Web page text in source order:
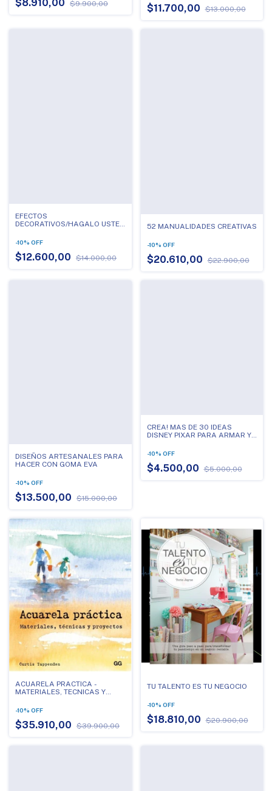
$8.910,00 $9.900,00 $11.700,00 $13.000,00
EFECTOS
DECORATIVOS/HAGALO USTED
-10% OFF
$12.600,00 $14.000,00
52 MANUALIDADES CREATIVAS
-10% OFF
$20.610,00 $22.900,00
DISEÑOS ARTESANALES PARA
HACER CON GOMA EVA
-10% OFF
$13.500,00 $15.000,00
CREA! MAS DE 30 IDEAS
DISNEY PIXAR PARA ARMAR Y
-10% OFF
$4.500,00 $5.000,00
ACUARELA PRACTICA -
MATERIALES, TECNICAS Y
-10% OFF
$35.910,00 $39.900,00
TU TALENTO ES TU NEGOCIO
-10% OFF
$18.810,00 $20.900,00